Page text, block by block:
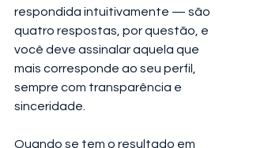
respondida intuitivamente — são
quatro respostas, por questão, e
você deve assinalar aquela que
mais corresponde ao seu perfil,
sempre com transparência e
sinceridade.
Quando se tem o resultado em